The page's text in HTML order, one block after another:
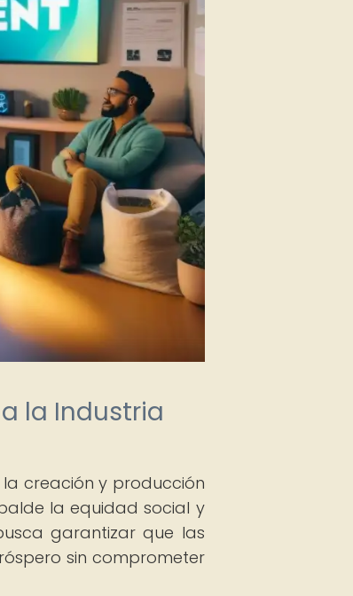
la Industria
la creación y producción
la equidad social y
garantizar que las
sin comprometer